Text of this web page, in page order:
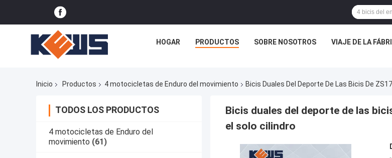
HOGAR PRODUCTOS SOBRE NOSOTROS VIAJE DE LA
Inicio Productos 4 motocicletas de Enduro del movimiento Bicis Duales Del Deporte De Las Bicis De
TODOS LOS PRODUCTOS
4 motocicletas de Enduro del
movimiento (61)
Bicis duales del deporte de las
el solo cilindro